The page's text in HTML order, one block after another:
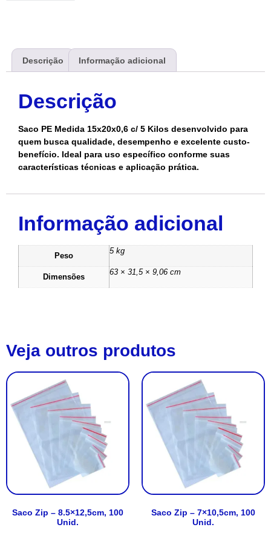
Descrição Informação adicional
Descrição
Saco PE Medida 15x20x0,6 c/ 5 Kilos desenvolvido para
quem busca qualidade, desempenho e excelente custo-
benefício. Ideal para uso específico conforme suas
características técnicas e aplicação prática.
Informação adicional
Peso
5 kg
Dimensões
63 × 31,5 × 9,06 cm
Veja outros produtos
Saco Zip – 8.5×12,5cm, 100
Unid.
Saco Zip – 7×10,5cm, 100
Unid.